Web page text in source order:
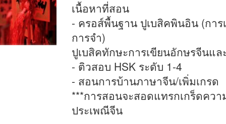
เนื้อหาที่สอน
- ครอส์พื้นฐาน ปูเบสิคพินอิน (การ
การจำ)
ปูเบสิคทักษะการเขียนอักษรจีนแ
- ติวสอบ HSK ระดับ 1-4
- สอนการบ้านภาษาจีน/เพิ่มเกรด
***การสอนจะสอดแทรกเกร็ดคว
ประเพณีจีน